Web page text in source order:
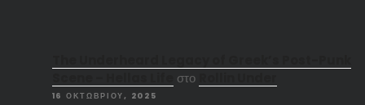
στο
16 ΟΚΤΩΒΡΊΟΥ, 2025